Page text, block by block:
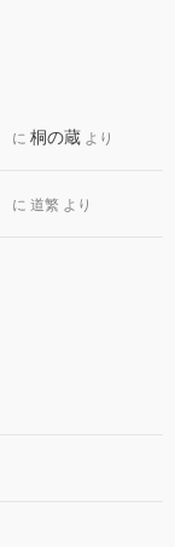
に 桐の蔵 より
に 道繁 より